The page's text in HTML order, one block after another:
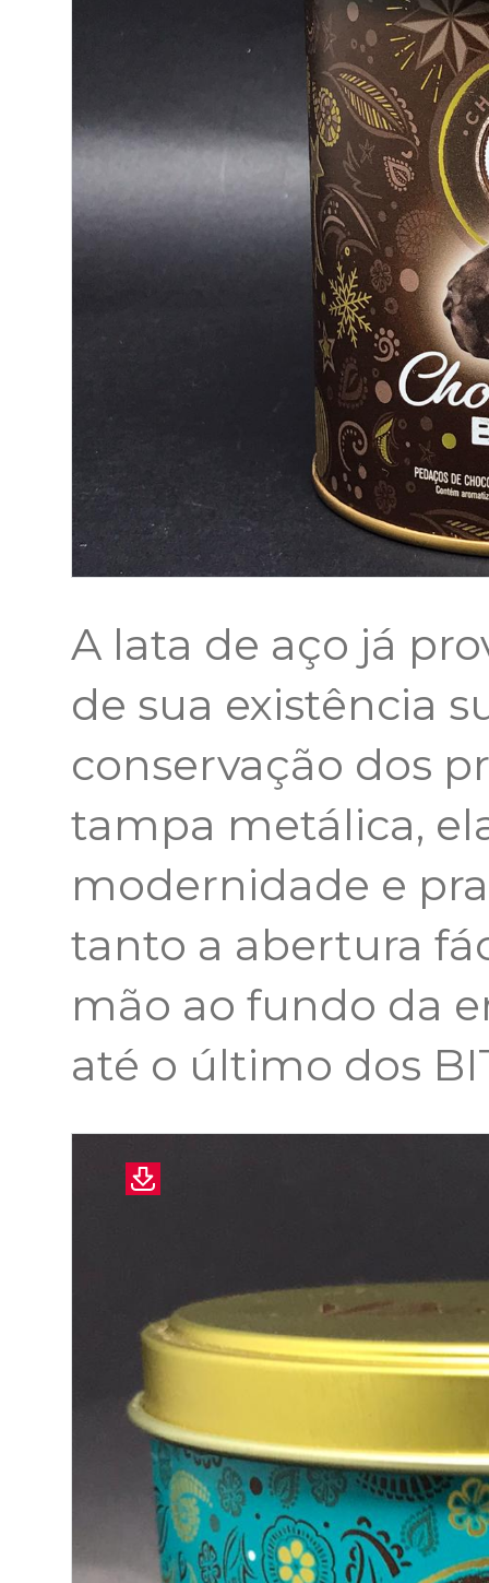
A lata de aço já
de sua existência
conservação dos
tampa metálica,
modernidade e
tanto a abertura
mão ao fundo da
até o último dos